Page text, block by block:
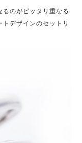
のがピッタリ重なる
デザインのセットリ